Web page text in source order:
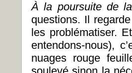
À la poursuite de
questions. Il
les problématiser.
entendons-nous),
nuages rouge